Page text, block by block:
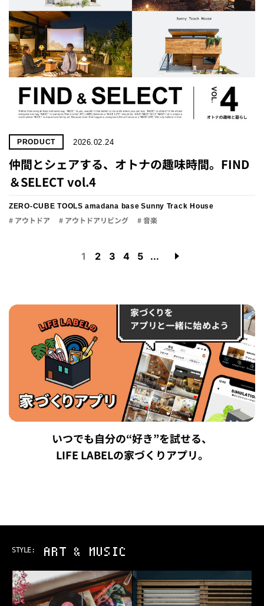
PRODUCT 2026.02.24
仲間とシェアする、オトナの趣味時間。FIND
＆SELECT vol.4
ZERO-CUBE TOOLS amadana base Sunny Track House
# アウトドア # アウトドアリビング # 音楽
1 2 3 4 5 ...
いつでも自分の“好き”を試せる、
LIFE LABELの家づくりアプリ。
STYLE: ART & MUSIC